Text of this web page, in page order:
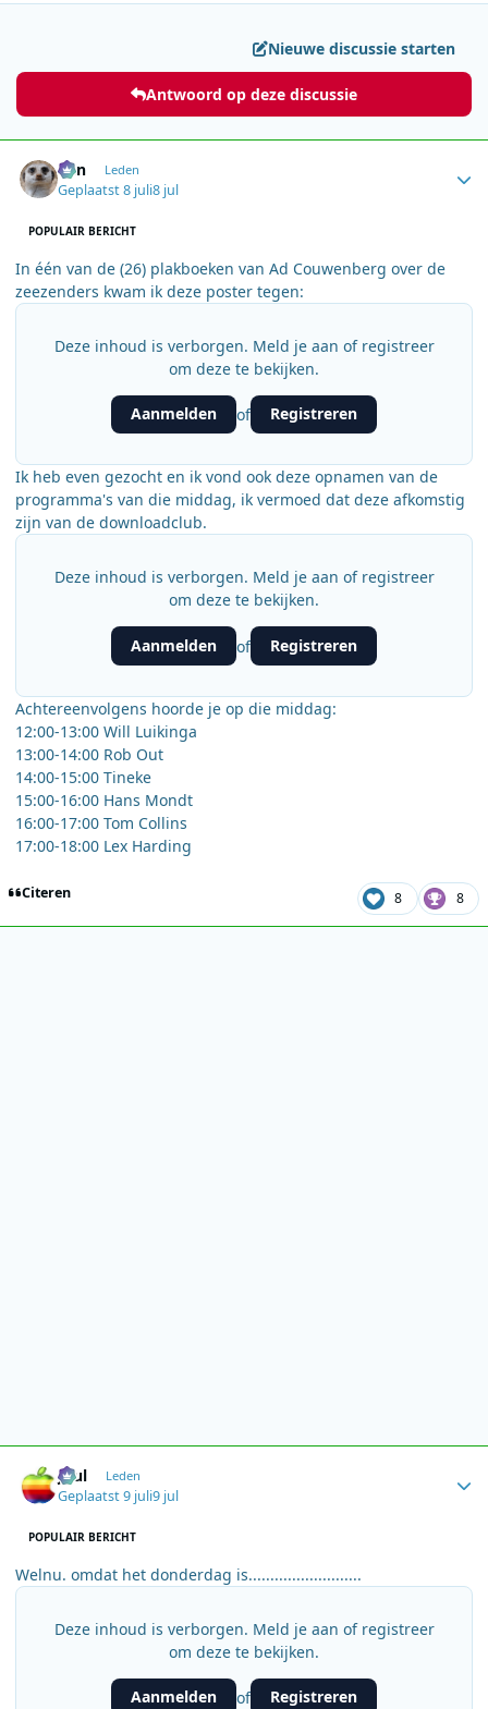
Nieuwe discussie starten
Antwoord op deze discussie
Ben Leden
Geplaatst8 juli8 jul
POPULAIR BERICHT
In één van de (26) plakboeken van Ad Couwenberg over de
zeezenders kwam ik deze poster tegen:
Deze inhoud is verborgen. Meld je aan of registreer
om deze te bekijken.
Aanmelden of Registreren
Ik heb even gezocht en ik vond ook deze opnamen van de
programma's van die middag, ik vermoed dat deze afkomstig
zijn van de downloadclub.
Deze inhoud is verborgen. Meld je aan of registreer
om deze te bekijken.
Aanmelden of Registreren
Achtereenvolgens hoorde je op die middag:
12:00-13:00 Will Luikinga
13:00-14:00 Rob Out
14:00-15:00 Tineke
15:00-16:00 Hans Mondt
16:00-17:00 Tom Collins
17:00-18:00 Lex Harding
Citeren 8 8
Juul Leden
Geplaatst9 juli9 jul
POPULAIR BERICHT
Welnu. omdat het donderdag is..........................
Deze inhoud is verborgen. Meld je aan of registreer
om deze te bekijken.
Aanmelden of Registreren